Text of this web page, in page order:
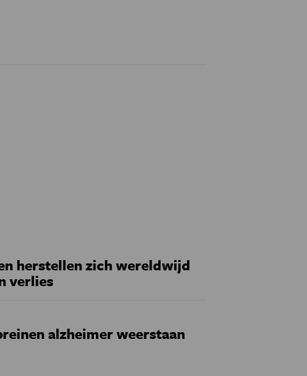
herstellen zich wereldwijd
verlies
alzheimer weerstaan